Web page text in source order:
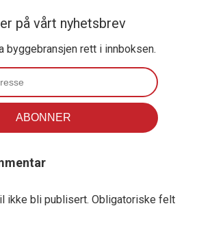
på vårt nyhetsbrev
byggebransjen rett i innboksen.
ikke bli publisert. Obligatoriske felt